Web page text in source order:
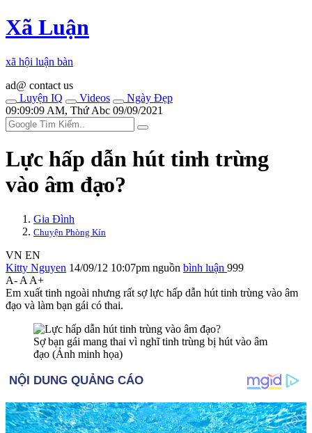
Xã Luận
xã hội luận bàn
ad@ contact us
Luyện IQ
Videos
Ngày Đẹp
09:09:09 AM, Thứ Abc 09/09/2021
Lực hấp dẫn hút tin‌ּh trù‌ּng
vào â‌ּm đạ‌ּo?
Gia Đình
Chuyện Phòng Kín
VN EN
Kitty Nguyen 14/09/12 10:07pm nguồn bình luận 999
A- A A+
Em xuấ‌ּt tin‌ּh ngoài nhưng rất sợ lực hấp dẫn hút tin‌ּh trù‌ּng vào â‌ּm
đạ‌ּo và làm bạn gái có thai.
Sợ bạn gái mang thai vì nghĩ tin‌ּh trù‌ּng bị hút vào â‌ּm
đạ‌ּo (Ảnh minh họa)